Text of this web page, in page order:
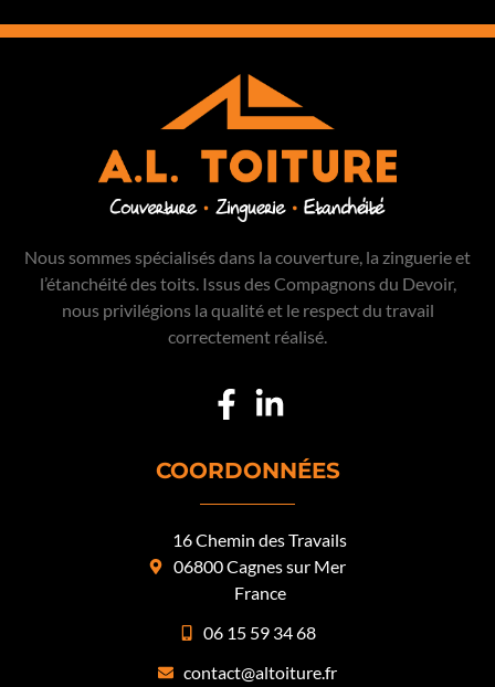
Nous sommes spécialisés dans la couverture, la zinguerie et
l’étanchéité des toits. Issus des Compagnons du Devoir,
nous privilégions la qualité et le respect du travail
correctement réalisé.
COORDONNÉES
16 Chemin des Travails
06800 Cagnes sur Mer
France
06 15 59 34 68
contact@altoiture.fr